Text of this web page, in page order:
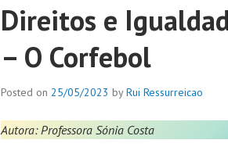
Direitos e
– O Corfebol
Posted on 25/05/2023 byRui Ressurreicao
Autora: Professora Sónia Costa